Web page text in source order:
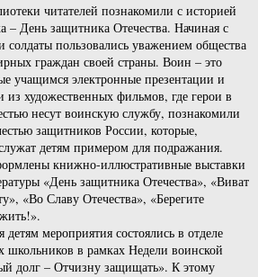
читателей познакомили с историей
– День защитника Отечества. Начиная с
солдаты пользовались уважением общества
граждан своей страны. Воин – это
учащимся электронные презентации и
из художественных фильмов, где герои в
несут воинскую службу, познакомили
защитников России, которые,
детям примером для подражания.
книжно-иллюстративные выставки
«День защитника Отечества», «Виват
«Во Славу Отечества», «Берегите
мероприятия состоялись в отделе
в рамках Недели воинской
долг – Отчизну защищать». К этому